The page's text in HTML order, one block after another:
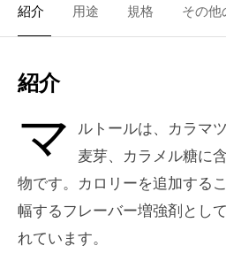
紹介 用途 規格 その他
紹介
マ
ルトールは、カラマ
麦芽、カラメル糖に
物です。カロリーを追加する
幅するフレーバー増強剤とし
れています。